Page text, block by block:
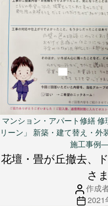
マンション・アパート修繕修
リーン」
新築・建て替え・外
施工事例
花壇・畳が丘撤去、
さ
投
稿
作成
投 2021